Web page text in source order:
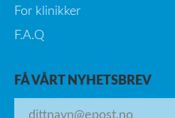
For klinikker
F.A.Q
FÅ VÅRT NYHETSBREV